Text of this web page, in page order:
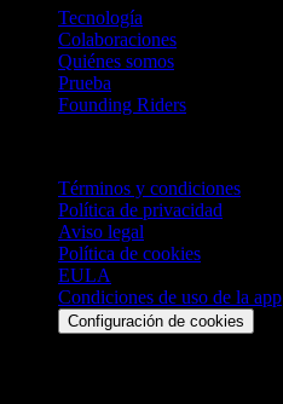
Tecnología
Colaboraciones
Quiénes somos
Prueba
Founding Riders
Términos y condiciones
Política de privacidad
Aviso legal
Política de cookies
EULA
Condiciones de uso de la app
Configuración de cookies